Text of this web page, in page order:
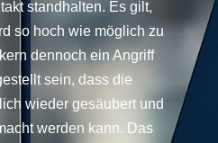
standhalten. Es gilt,
so hoch wie möglich zu
dennoch ein Angriff
sein, dass die
wieder gesäubert und
werden kann. Das